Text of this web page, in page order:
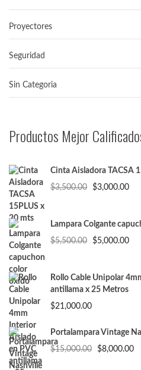
Proyectores
Seguridad
Sin Categoria
Productos Mejor
Cinta Aisladora TACSA
$3,500.00
El
era:
$3,500.00.
$3,000.00El
es:
Lampara Colgante
$5,500.00
El
era:
$5,500.00.
$5,000.00El
es:
Rollo Cable Unipolar
antillama x 25 Metros
$21,000.00
Portalampara Vintage
$15,000.00
El
$8,000.00El